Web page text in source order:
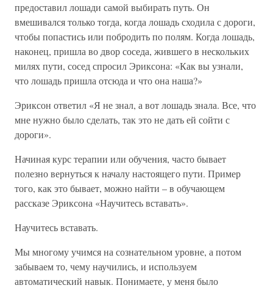
предоставил лошади самой выбирать путь. Он
вмешивался только тогда, когда лошадь сходила с дороги,
чтобы попастись или побродить по полям. Когда лошадь,
наконец, пришла во двор соседа, жившего в нескольких
милях пути, сосед спросил Эриксона: «Как вы узнали,
что лошадь пришла отсюда и что она наша?»
Эриксон ответил «Я не знал, а вот лошадь знала. Все, что
мне нужно было сделать, так это не дать ей сойти с
дороги».
Начиная курс терапии или обучения, часто бывает
полезно вернуться к началу настоящего пути. Пример
того, как это бывает, можно найти – в обучающем
рассказе Эриксона «Научитесь вставать».
Научитесь вставать.
Мы многому учимся на сознательном уровне, а потом
забываем то, чему научились, и используем
автоматический навык. Понимаете, у меня было